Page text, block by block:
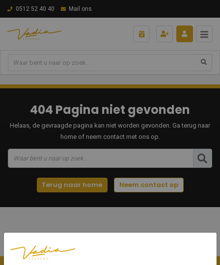
0512 52 40 40 Mail ons
404 Pagina niet gevonden
Helaas, de gevraagde pagina kan niet worden gevonden. Ga terug naar
home of neem contact met ons op.
Terug naar home Neem contact op